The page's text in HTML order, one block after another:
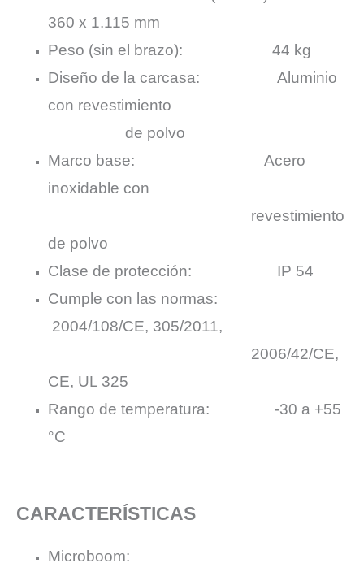
360 x 1.115 mm
Peso (sin el brazo): 44 kg
Diseño de la carcasa: Aluminio
con revestimiento
de polvo
Marco base: Acero
inoxidable con
revestimiento
de polvo
Clase de protección: IP 54
Cumple con las normas:
2004/108/CE, 305/2011,
2006/42/CE,
CE, UL 325
Rango de temperatura: -30 a +55
°C
CARACTERÍSTICAS
Microboom: